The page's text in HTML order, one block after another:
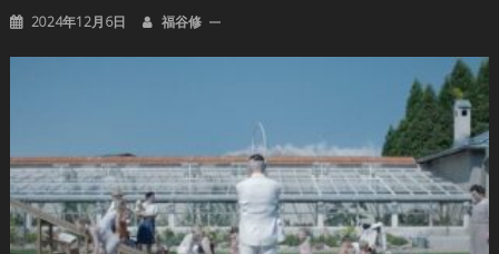
2024年12月6日 福谷修